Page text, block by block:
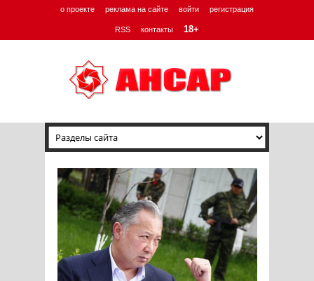
о проекте реклама на сайте войти регистрация
RSS контакты 18+